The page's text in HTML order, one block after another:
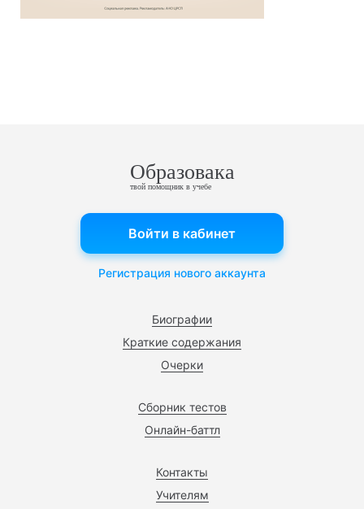
Образовака
твой помощник в учебе
Биографии
Краткие содержания
Очерки
Сборник тестов
Онлайн-баттл
Контакты
Учителям
Войти в кабинет
Регистрация нового аккаунта